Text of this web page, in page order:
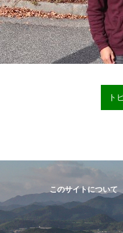
ト
このサイトについて